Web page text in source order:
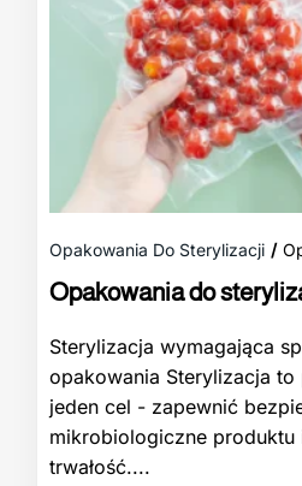
Opakowania Do Sterylizacji
Opakowania do
Sterylizacja wymagająca
opakowania Sterylizacja
jeden cel - zapewnić
mikrobiologiczne produktu
trwałość....